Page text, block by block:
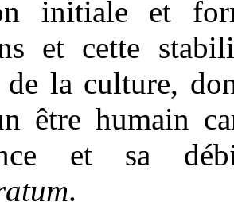
initiale et
et cette
la culture,
être humain
et sa
.